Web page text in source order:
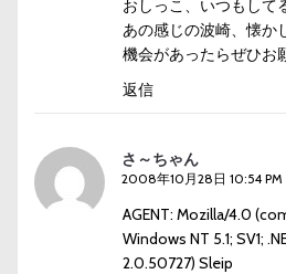
おしっこ、いつもして
あの感じの波崎、懐か
機会があったらぜひお
返信
さ～ちゃん
2008年10月28日 10:54 PM
AGENT: Mozilla/4.0
Windows NT 5.1; SV1;
2.0.50727) Sleip